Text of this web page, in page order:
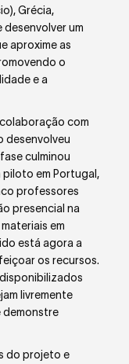
Grécia,
desenvolver um
aproxime as
o
e a
com
desenvolveu
culminou
piloto em Portugal,
professores
presencial na
em
está agora a
os recursos.
livremente
demonstre
do projeto e